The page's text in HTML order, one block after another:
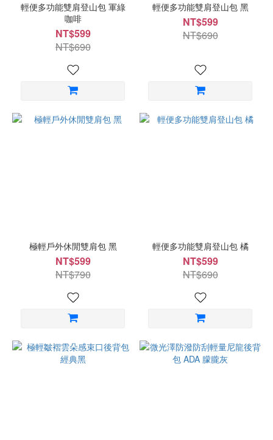
輕便多功能雙肩登山包 軍綠
咖啡
NT$599
NT$690
輕便多功能雙肩登山包 黑
NT$599
NT$690
極輕戶外休閒雙肩包 黑
NT$599
NT$790
輕便多功能雙肩登山包 橘
NT$599
NT$690